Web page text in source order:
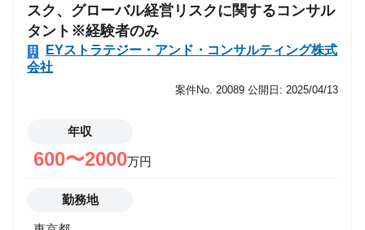
スク、グローバル経営リスクに関するコンサル
タント※経験者のみ
EYストラテジー・アンド・コンサルティング株式
会社
案件No. 20089 公開日: 2025/04/13
年収
600〜2000万円
勤務地